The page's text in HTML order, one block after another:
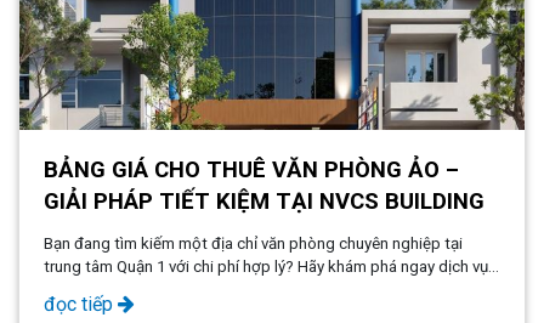
BẢNG GIÁ CHO THUÊ VĂN PHÒNG ẢO –
GIẢI PHÁP TIẾT KIỆM TẠI NVCS BUILDING
Bạn đang tìm kiếm một địa chỉ văn phòng chuyên nghiệp tại
trung tâm Quận 1 với chi phí hợp lý? Hãy khám phá ngay dịch vụ
văn phòng ảo tại NVCS Building với chỉ 7 triệu/năm, giúp bạn sở
hữu địa chỉ kinh doanh đẳng cấp, đầy đủ pháp lý mà không tốn
đọc tiếp